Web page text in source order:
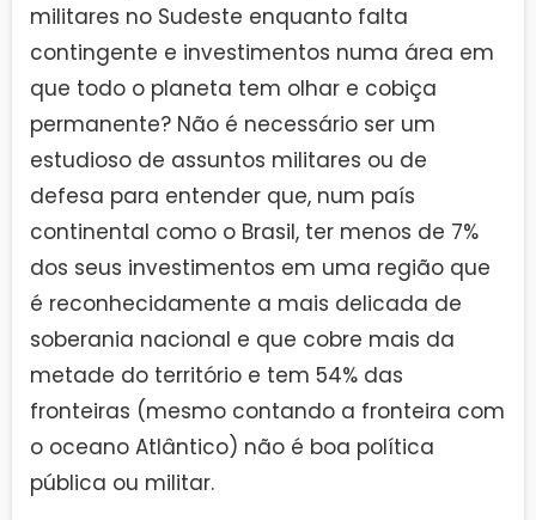
militares no Sudeste enquanto falta
contingente e investimentos numa área em
que todo o planeta tem olhar e cobiça
permanente? Não é necessário ser um
estudioso de assuntos militares ou de
defesa para entender que, num país
continental como o Brasil, ter menos de 7%
dos seus investimentos em uma região que
é reconhecidamente a mais delicada de
soberania nacional e que cobre mais da
metade do território e tem 54% das
fronteiras (mesmo contando a fronteira com
o oceano Atlântico) não é boa política
pública ou militar.